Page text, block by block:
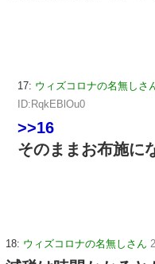
17: ウィズコロナの名無しさ
ID:RqkEBlOu0
>>16
そのままお布施に
18: ウィズコロナの名無しさん